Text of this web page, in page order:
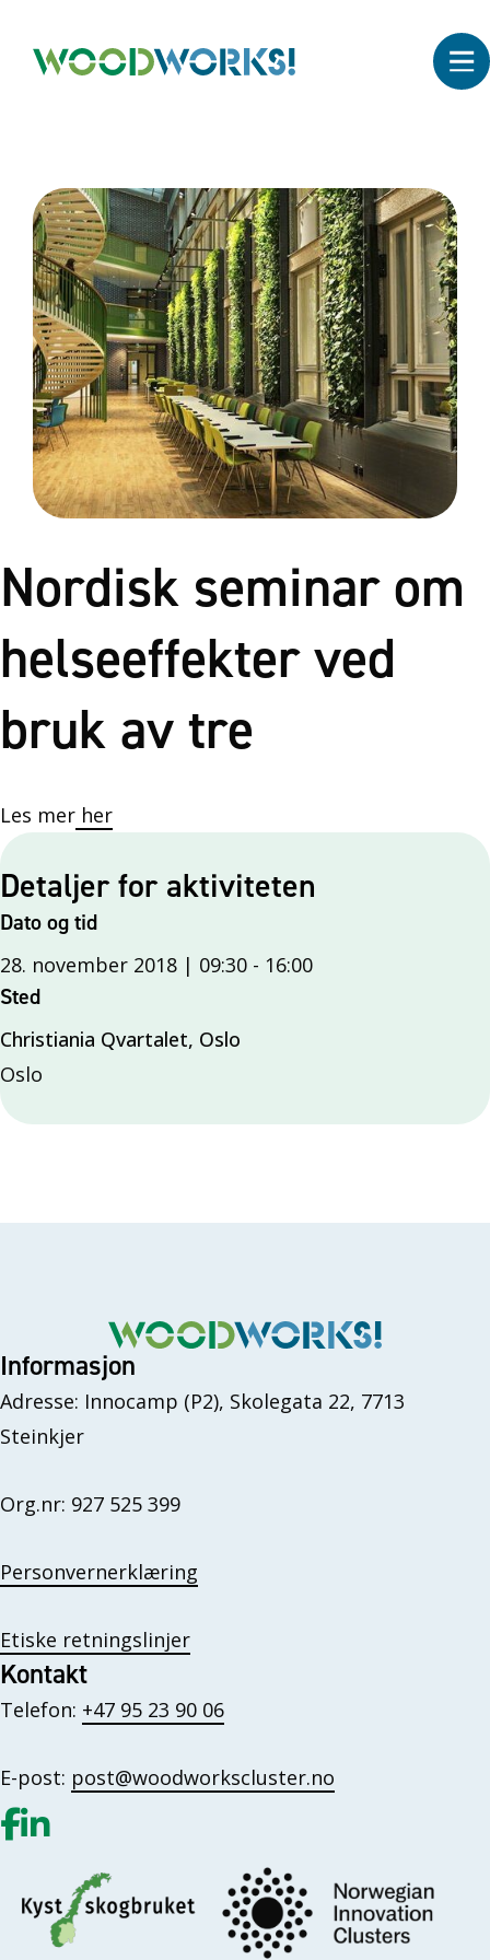
Nordisk seminar om
helseeffekter ved
bruk av tre
Les mer her
Detaljer for aktiviteten
Dato og tid
28. november 2018 | 09:30 - 16:00
Sted
Christiania Qvartalet, Oslo
Oslo
Informasjon
Adresse: Innocamp (P2), Skolegata 22, 7713
Steinkjer
Org.nr: 927 525 399
Personvernerklæring
Etiske retningslinjer
Kontakt
Telefon: +47 95 23 90 06
E-post: post@woodworkscluster.no
Gå til vår Facebook
Gå til vår LinkedIn